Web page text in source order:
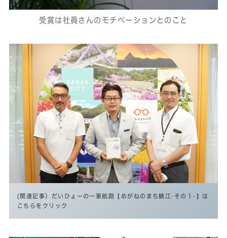
受賞は社員さんのモチベーションとのこと
(関連記事）だいひょーの一筆航路【めがねのまち鯖江‐その１‐】は
こちらをクリック